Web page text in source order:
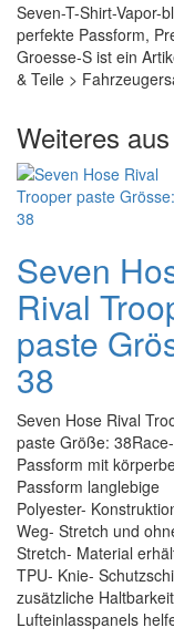
Seven-T-Shirt-Vapor-
perfekte Passform,
Groesse-S ist ein
& Teile >
Weiteres
Seven
Rival
paste
38
Seven Hose Rival
paste Größe: 38Race-
Passform mit
Passform langlebige
Polyester-
Weg- Stretch und
Stretch- Material
TPU- Knie-
zusätzliche
Lufteinlasspanels